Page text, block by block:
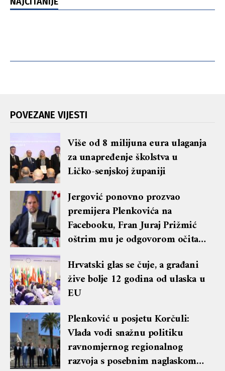
POVEZANE VIJESTI
Više od 8 milijuna eura ulaganja
za unapređenje školstva u
Ličko-senjskoj županiji
Jergović ponovno prozvao
premijera Plenkovića na
Facebooku, Fran Juraj Prižmić
oštrim mu je odgovorom očitao
komentara
Hrvatski glas se čuje, a građani
žive bolje 12 godina od ulaska u
EU
Plenković u posjetu Korčuli:
Vlada vodi snažnu politiku
ravnomjernog regionalnog
razvoja s posebnim naglaskom